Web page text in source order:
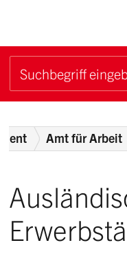
Suchbegriff
Amt für Arbeit